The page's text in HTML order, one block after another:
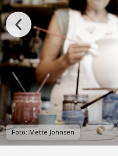
Foto: Mette Johnsen